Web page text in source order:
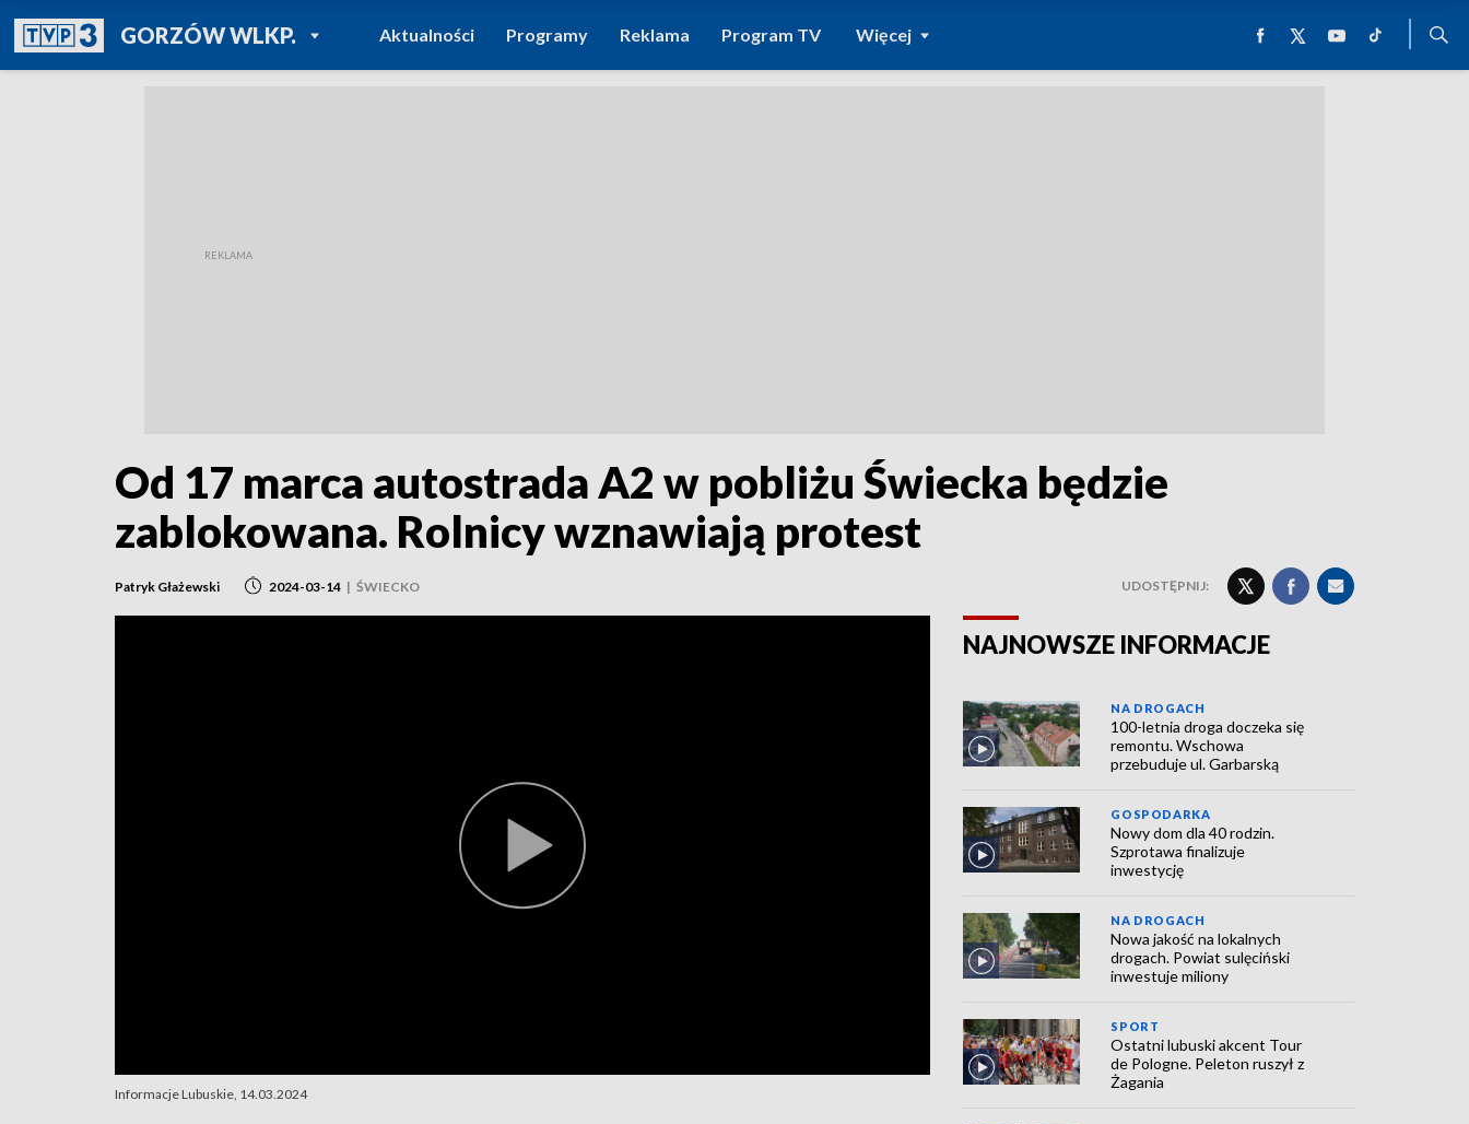
GORZÓW WLKP.POWRÓT DO
TVP REGIONY
Aktualności Programy Reklama Program TV Więcej
Od 17 marca autostrada A2 w pobliżu Świecka będzie
zablokowana. Rolnicy wznawiają protest
Patryk Głażewski 2024-03-14 | ŚWIECKO UDOSTĘPNIJ:
Informacje Lubuskie, 14.03.2024
NAJNOWSZE INFORMACJE
NA DROGACH
100-letnia droga doczeka się
remontu. Wschowa
przebuduje ul. Garbarską
GOSPODARKA
Nowy dom dla 40 rodzin.
Szprotawa finalizuje
inwestycję
NA DROGACH
Nowa jakość na lokalnych
drogach. Powiat sulęciński
inwestuje miliony
SPORT
Ostatni lubuski akcent Tour
de Pologne. Peleton ruszył z
Żagania